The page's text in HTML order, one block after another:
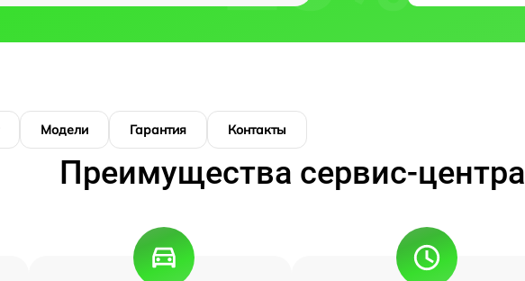
Модели Гарантия Контакты
Преимущества сервис-центра